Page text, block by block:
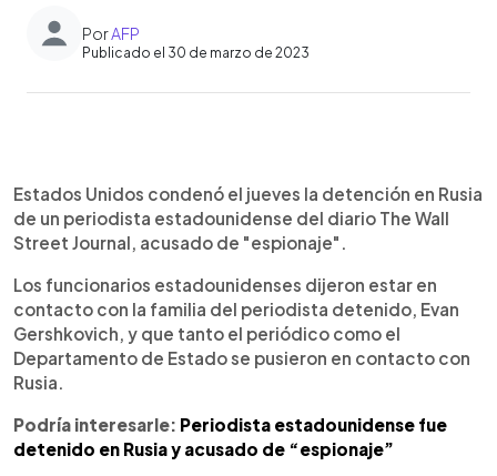
PorAFP
Publicado el 30 de marzo de 2023
Escuchar artículo
Estados Unidos condenó el jueves la detención en Rusia
de un periodista estadounidense del diario The Wall
Street Journal, acusado de "espionaje".
Los funcionarios estadounidenses dijeron estar en
contacto con la familia del periodista detenido, Evan
Gershkovich, y que tanto el periódico como el
Departamento de Estado se pusieron en contacto con
Rusia.
Podría interesarle: Periodista estadounidense fue
detenido en Rusia y acusado de “espionaje”